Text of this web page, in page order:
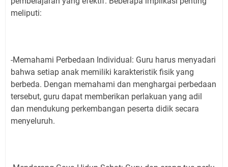
meliputi:
-Memahami Perbedaan Individual: Guru harus menyadari
bahwa setiap anak memiliki karakteristik fisik yang
berbeda. Dengan memahami dan menghargai perbedaan
tersebut, guru dapat memberikan perlakuan yang adil
dan mendukung perkembangan peserta didik secara
menyeluruh.